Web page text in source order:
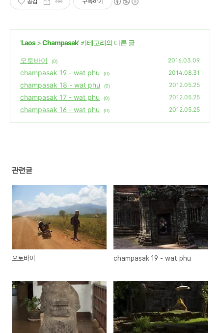
'Laos>Champasak' 카테고리의 다른 글
오토바이 (0) 2016.03.09
champasak 19 - wat phu (0) 2014.08.31
champasak 18 - wat phu (0) 2012.05.25
champasak 17 - wat phu (0) 2012.05.25
champasak 16 - wat phu (0) 2012.05.25
관련글
오토바이 champasak 19 - wat phu